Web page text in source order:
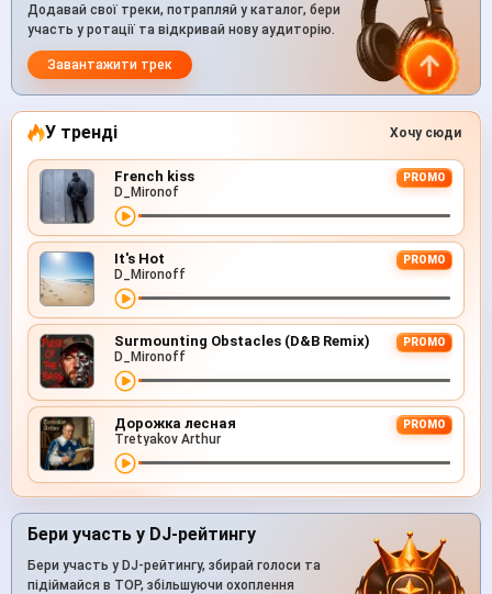
Додавай свої треки, потрапляй у каталог, бери
участь у ротації та відкривай нову аудиторію.
Завантажити трек
У тренді Хочу сюди
French kiss PROMO
D_Mironof
It's Hot PROMO
D_Mironoff
Surmounting Obstacles (D&B Remix) PROMO
D_Mironoff
Дорожка лесная PROMO
Tretyakov Arthur
Бери участь у DJ-рейтингу
Бери участь у DJ-рейтингу, збирай голоси та
підіймайся в TOP, збільшуючи охоплення